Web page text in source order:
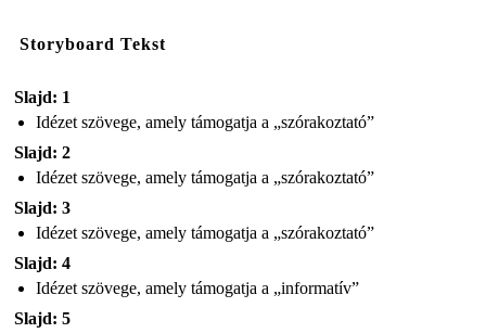
Storyboard Tekst
Slajd: 1
Idézet szövege, amely támogatja a „szórakoztató”
Slajd: 2
Idézet szövege, amely támogatja a „szórakoztató”
Slajd: 3
Idézet szövege, amely támogatja a „szórakoztató”
Slajd: 4
Idézet szövege, amely támogatja a „informatív”
Slajd: 5